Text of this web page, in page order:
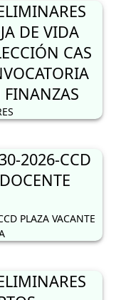
DE VIDA
CAS
FINANZAS
2026-CCD
PLAZA VACANTE